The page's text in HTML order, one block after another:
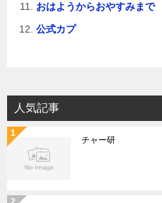
おはようからおやすみまで
公式カプ
人気記事
チャー研